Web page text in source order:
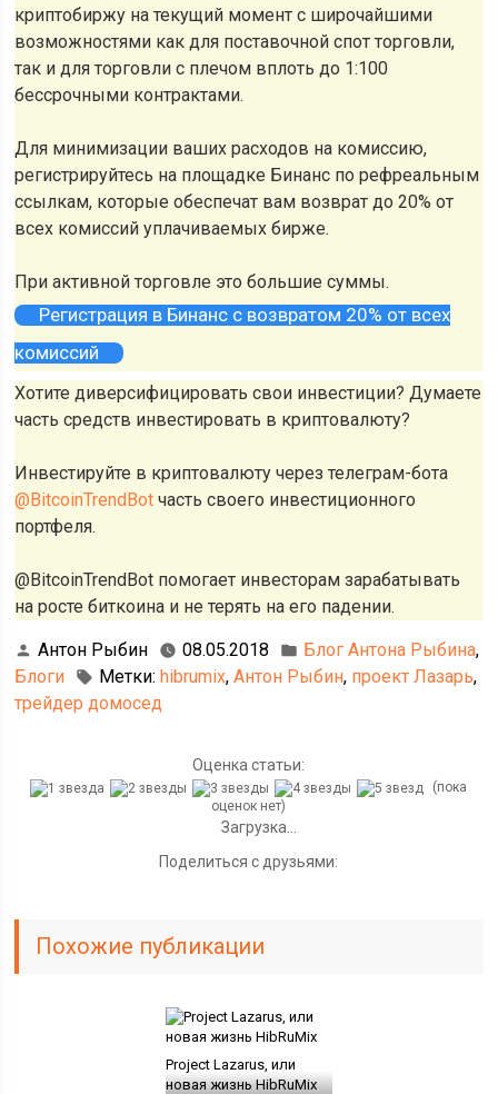
криптобиржу на текущий момент с широчайшими
возможностями как для поставочной спот торговли,
так и для торговли с плечом вплоть до 1:100
бессрочными контрактами.
Для минимизации ваших расходов на комиссию,
регистрируйтесь на площадке Бинанс по рефреальным
ссылкам, которые обеспечат вам возврат до 20% от
всех комиссий уплачиваемых бирже.
При активной торговле это большие суммы.
Регистрация в Бинанс с возвратом 20% от всех
комиссий
Хотите диверсифицировать свои инвестиции? Думаете
часть средств инвестировать в криптовалюту?
Инвестируйте в криптовалюту через телеграм-бота
@BitcoinTrendBot часть своего инвестиционного
портфеля.
@BitcoinTrendBot помогает инвесторам зарабатывать
на росте биткоина и не терять на его падении.
Антон Рыбин 08.05.2018 Блог Антона Рыбина,
Блоги
Метки:hibrumix,Антон Рыбин, проект Лазарь,
трейдер домосед
Оценка статьи:
(пока
оценок нет)
Загрузка...
Поделиться с друзьями:
Похожие публикации
Project Lazarus, или
новая жизнь HibRuMix